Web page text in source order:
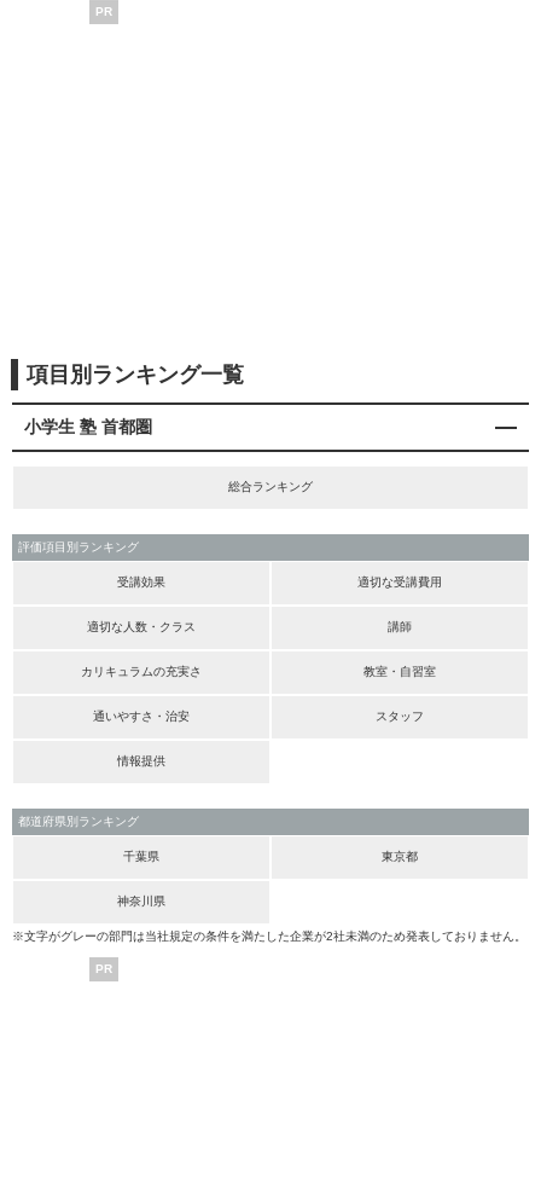
PR
項目別ランキング一覧
小学生 塾 首都圏
総合ランキング
評価項目別ランキング
受講効果 適切な受講費用
適切な人数・クラス 講師
カリキュラムの充実さ 教室・自習室
通いやすさ・治安 スタッフ
情報提供
都道府県別ランキング
千葉県 東京都
神奈川県
※文字がグレーの部門は当社規定の条件を満たした企業が2社未満のため発表しておりません。
PR